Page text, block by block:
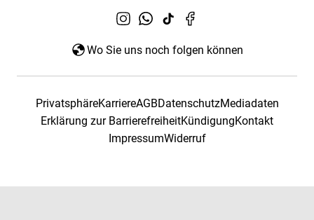
Wo Sie uns noch folgen können
PrivatsphäreKarriereAGBDatenschutzMediadaten
Erklärung zur BarrierefreiheitKündigungKontakt
ImpressumWiderruf